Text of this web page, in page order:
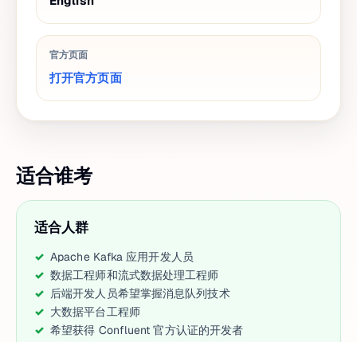
官方页面
打开官方页面
适合谁考
适合人群
Apache Kafka 应用开发人员
数据工程师和流式数据处理工程师
后端开发人员希望掌握消息队列技术
大数据平台工程师
希望获得 Confluent 官方认证的开发者